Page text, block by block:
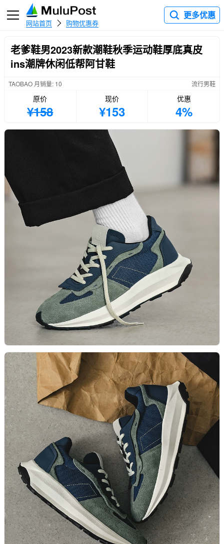
网站首页 购物优惠券
更多优惠
老爹鞋男2023新款潮鞋秋季运动鞋厚底真皮
ins潮牌休闲低帮阿甘鞋
TAOBAO 月销量: 10 流行男鞋
原价
¥158
现价
¥153
优惠
4%